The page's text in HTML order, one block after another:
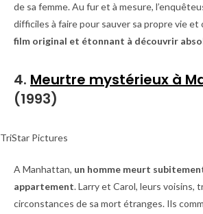
de sa femme. Au fur et à mesure,
difficiles à faire pour sauver sa propre vie et
film original et étonnant à découvrir
4. Meurtre mystérieux à
(1993)
TriStar Pictures
A Manhattan, un homme meurt
appartement. Larry et Carol, leurs voisins,
circonstances de sa mort étranges. Ils